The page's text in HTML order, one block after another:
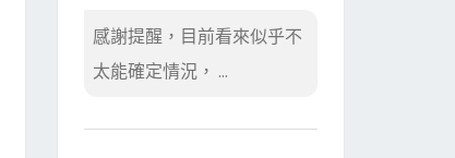
感謝提醒，目前看來似乎不
太能確定情況， ...